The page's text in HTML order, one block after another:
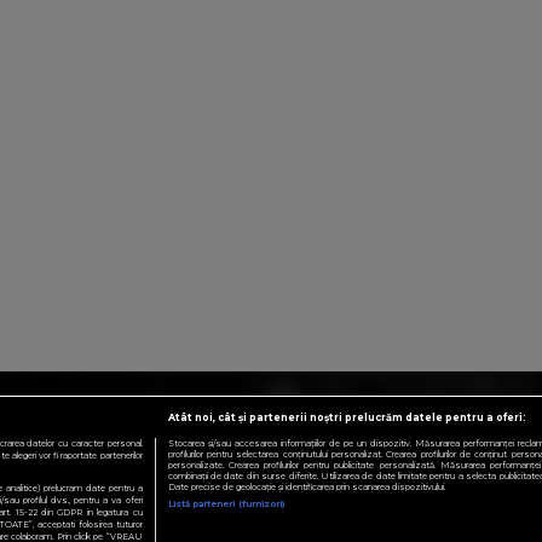
datelor cu caracter personal.
alegeri vor fi raportate partenerilor
prelucram date pentru a
profilul dvs., pentru a va oferi
15-22 din GDPR in legatura cu
TOATE”, acceptati folosirea tuturor
colaboram. Prin click pe “VREAU
Atât noi, cât și partenerii noștri prelucrăm datele pentru a oferi:
Stocarea și/sau accesarea informațiilor de pe un dispozitiv. Măsurarea performanței
profilurilor pentru selectarea conținutului personalizat. Crearea profilurilor de conținut
personalizate. Crearea profilurilor pentru publicitate personalizată. Măsurarea
combinații de date din surse diferite. Utilizarea de date limitate pentru a selecta
Date precise de geolocație și identificarea prin scanarea dispozitivului.
Listă parteneri (furnizori)